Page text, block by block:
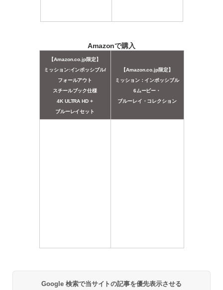
Amazonで購入
【Amazon.co.jp限定】
ミッション:インポッシブル/
フォールアウト
スチールブック仕様
4K ULTRA HD +
ブルーレイセット
【Amazon.co.jp限定】
ミッション：インポッシブル
6ムービー・
ブルーレイ・コレクション
Google 検索で当サイトの記事を優先表示させる